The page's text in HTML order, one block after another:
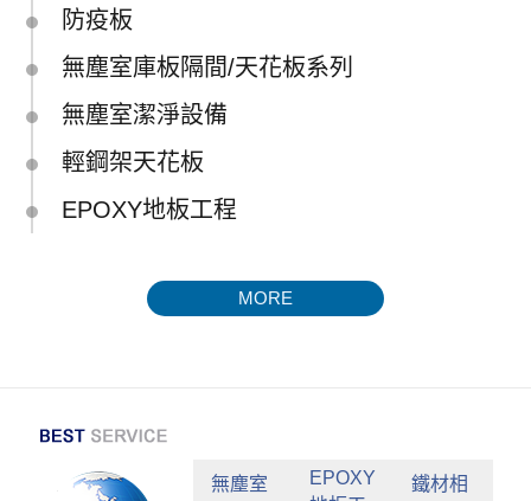
防疫板
無塵室庫板隔間/天花板系列
無塵室潔淨設備
輕鋼架天花板
EPOXY地板工程
MORE
無塵室
EPOXY
鐵材相